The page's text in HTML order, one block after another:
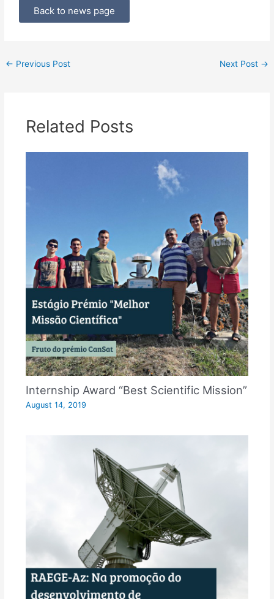
Back to news page
← Previous Post Next Post →
Related Posts
Internship Award “Best Scientific Mission”
August 14, 2019